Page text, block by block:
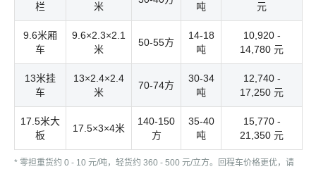
栏
米
吨
元
9.6米厢
车
9.6×2.3×2.1
米
50-55方
14-18
吨
10,920 -
14,780 元
13米挂
车
13×2.4×2.4
米
70-74方
30-34
吨
12,740 -
17,250 元
17.5米大
板
17.5×3×4米
140-150
方
35-40
吨
15,770 -
21,350 元
* 零担重货约 0 - 10 元/吨，轻货约 360 - 500 元/立方。回程车价格更优，请